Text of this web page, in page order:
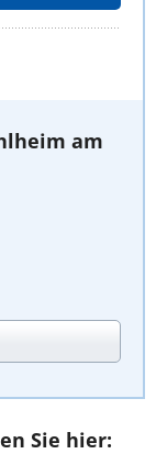
am
Sie hier: